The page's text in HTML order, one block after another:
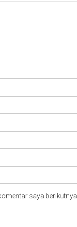
saya berikutnya.